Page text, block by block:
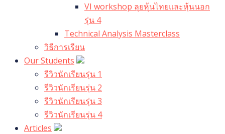
VI workshop ลุยหุ้นไทยและหุ้นนอก
รุ่น 4
Technical Analysis Masterclass
วิธีการเรียน
Our Students
รีวิวนักเรียนรุ่น 1
รีวิวนักเรียนรุ่น 2
รีวิวนักเรียนรุ่น 3
รีวิวนักเรียนรุ่น 4
Articles